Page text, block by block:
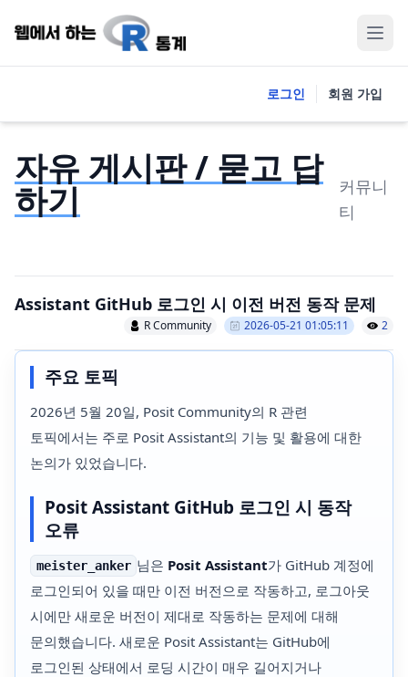
로그인 회원 가입
자유 게시판 / 묻고 답
하기
커뮤니
티
Assistant GitHub 로그인 시 이전 버전 동작 문제
R Community 2026-05-21 01:05:11 2
주요 토픽
2026년 5월 20일, Posit Community의 R 관련
토픽에서는 주로 Posit Assistant의 기능 및 활용에 대한
논의가 있었습니다.
Posit Assistant GitHub 로그인 시 동작
오류
meister_anker 님은 Posit Assistant가 GitHub 계정에
로그인되어 있을 때만 이전 버전으로 작동하고, 로그아웃
시에만 새로운 버전이 제대로 작동하는 문제에 대해
문의했습니다. 새로운 Posit Assistant는 GitHub에
로그인된 상태에서 로딩 시간이 매우 길어지거나